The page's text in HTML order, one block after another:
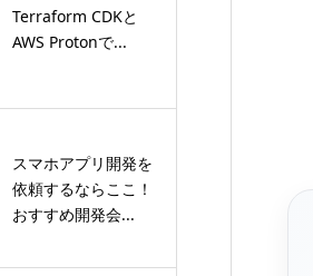
Terraform CDKと
AWS Protonで...
スマホアプリ開発を
依頼するならここ！
おすすめ開発会...